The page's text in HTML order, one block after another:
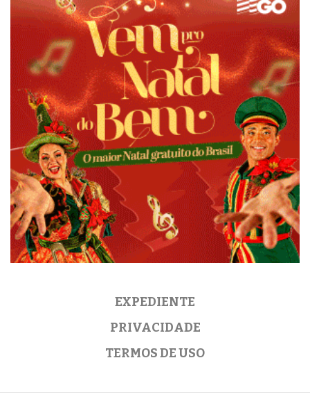
EXPEDIENTE
PRIVACIDADE
TERMOS DE USO